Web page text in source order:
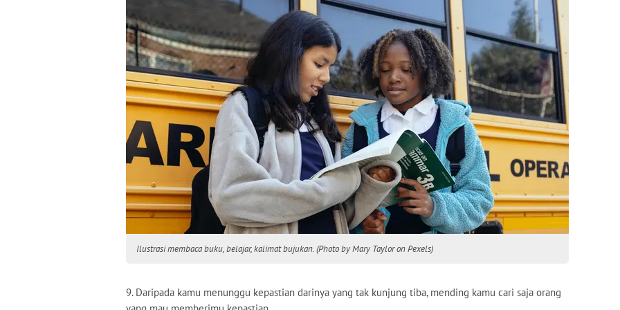
Ilustrasi membaca buku, belajar, kalimat bujukan. (Photo by Mary Taylor on Pexels)
9. Daripada kamu menunggu kepastian darinya yang tak kunjung tiba, mending kamu cari saja orang